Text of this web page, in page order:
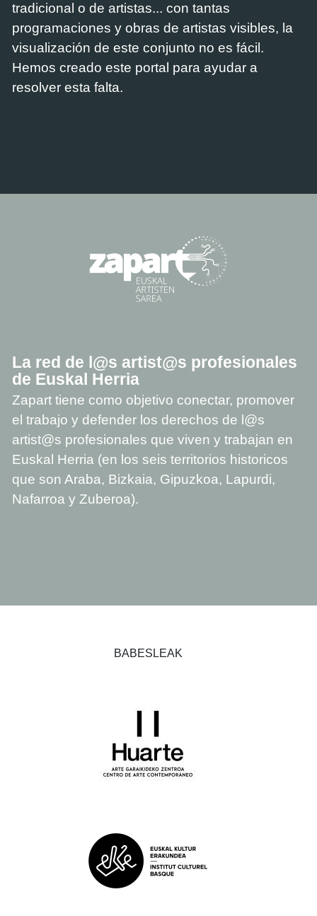
tradicional o de artistas... con tantas
programaciones y obras de artistas visibles, la
visualización de este conjunto no es fácil.
Hemos creado este portal para ayudar a
resolver esta falta.
La red de l@s artist@s profesionales
de Euskal Herria
Zapart tiene como objetivo conectar, promover
el trabajo y defender los derechos de l@s
artist@s profesionales que viven y trabajan en
Euskal Herria (en los seis territorios historicos
que son Araba, Bizkaia, Gipuzkoa, Lapurdi,
Nafarroa y Zuberoa).
BABESLEAK